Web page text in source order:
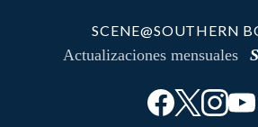
SCENE@SOUTHERN
Actualizaciones mensuales